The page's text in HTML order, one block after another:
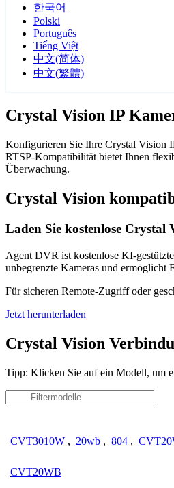
한국어
Polski
Português
Tiếng Việt
中文(简体)
中文(繁體)
Crystal Vision IP
Konfigurieren Sie Ihre Crystal Vision
RTSP-Kompatibilität bietet Ihnen
Überwachung.
Crystal Vision
Laden Sie kostenlose
Agent DVR ist kostenlose KI-
unbegrenzte Kameras und
Für sicheren Remote-Zugriff oder
Jetzt herunterladen
Crystal Vision
Tipp: Klicken Sie auf ein Modell, um
CVT3010W , 20wb , 804 ,
CVT20WB